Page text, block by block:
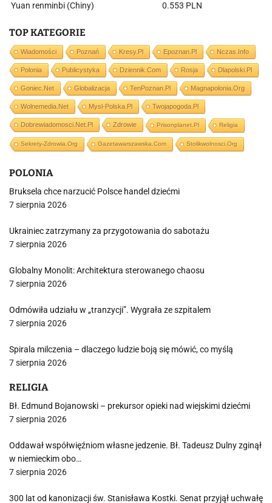
Yuan renminbi (Chiny)
0.553 PLN
TOP KATEGORIE
Wiadomości Poznań Kresy.pl Epoznan.pl Nczas.info
Polonia Publicystyka Dziennik.com Rosja Dlapolski.pl
Goniec.net Globalizacja TenPoznan.pl Magnapolonia.org
Wolnemedia.net Mysl-Polska.pl Twojapogoda.pl
Dobrewiadomosci.net.pl Zdrowie Prisonplanet.pl Religia
Sekrety-Zdrowia.org Gazetawarszawska.com Stolikwolnosci.org
POLONIA
Bruksela chce narzucić Polsce handel dziećmi
7 sierpnia 2026
Ukrainiec zatrzymany za przygotowania do sabotażu
7 sierpnia 2026
Globalny Monolit: Architektura sterowanego chaosu
7 sierpnia 2026
Odmówiła udziału w „tranzycji”. Wygrała ze szpitalem
7 sierpnia 2026
Spirala milczenia – dlaczego ludzie boją się mówić, co myślą
7 sierpnia 2026
RELIGIA
Bł. Edmund Bojanowski – prekursor opieki nad wiejskimi dziećmi
7 sierpnia 2026
Oddawał współwięźniom własne jedzenie. Bł. Tadeusz Dulny zginął
w niemieckim obo…
7 sierpnia 2026
300 lat od kanonizacji św. Stanisława Kostki. Senat przyjął uchwałę